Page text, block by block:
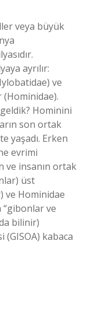
veya büyük
ayrılır:
ve
Hominini
son ortak
yaşadı. Erken
evrimi
ve insanın ortak
üst
ve Hominidae
“gibonlar ve
bilinir)
kabaca